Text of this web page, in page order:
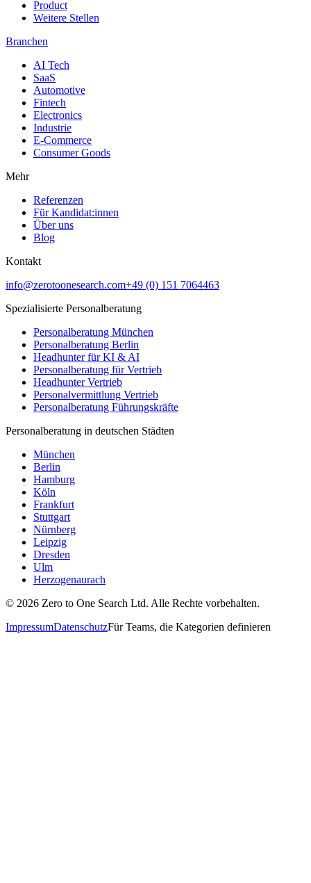
Product
Weitere Stellen
Branchen
AI Tech
SaaS
Automotive
Fintech
Electronics
Industrie
E-Commerce
Consumer Goods
Mehr
Referenzen
Für Kandidat:innen
Über uns
Blog
Kontakt
info@zerotoonesearch.com+49 (0) 151 7064463
Spezialisierte Personalberatung
Personalberatung München
Personalberatung Berlin
Headhunter für KI & AI
Personalberatung für Vertrieb
Headhunter Vertrieb
Personalvermittlung Vertrieb
Personalberatung Führungskräfte
Personalberatung in deutschen Städten
München
Berlin
Hamburg
Köln
Frankfurt
Stuttgart
Nürnberg
Leipzig
Dresden
Ulm
Herzogenaurach
© 2026 Zero to One Search Ltd. Alle Rechte vorbehalten.
ImpressumDatenschutzFür Teams, die Kategorien definieren